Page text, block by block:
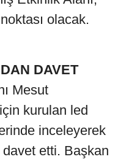
olacak.
DAVET
Mesut
kurulan led
inceleyerek
davet etti. Başkan